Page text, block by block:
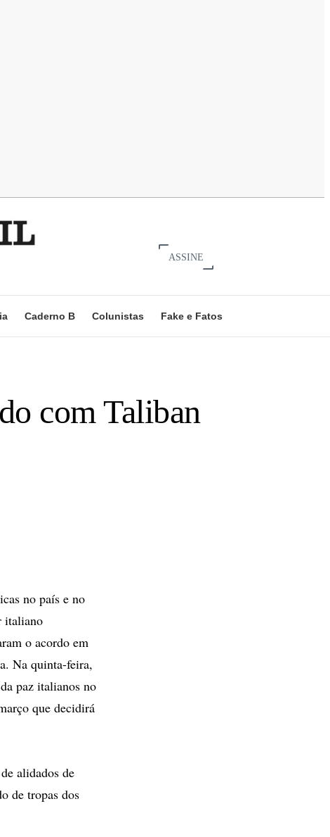
ASSINE
Caderno B Colunistas Fake e Fatos
com Taliban
no país e no
italiano
o acordo em
Na quinta-feira,
paz italianos no
que decidirá
alidados de
de tropas dos